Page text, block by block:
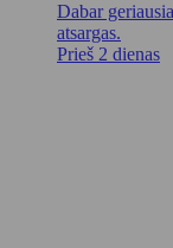
Dabar
atsargas.
Prieš 2 dienas